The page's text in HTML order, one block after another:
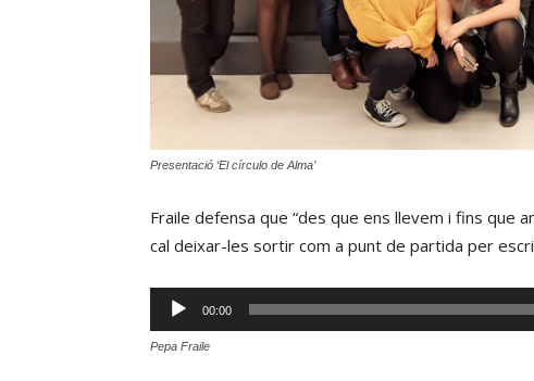
Presentació ‘El círculo de Alma’
Fraile defensa que “des que ens llevem i fins que
cal deixar-les sortir com a punt de partida per
Reproductor
d'àudio
00:00
Pepa Fraile